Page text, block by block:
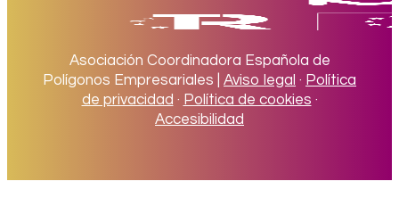
Asociación Coordinadora Española de
Polígonos Empresariales | Aviso legal · Política
de privacidad · Política de cookies ·
Accesibilidad